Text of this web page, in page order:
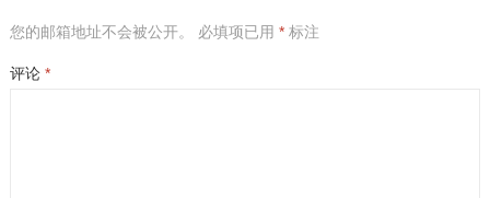
您的邮箱地址不会被公开。 必填项已用 *标注
评论 *